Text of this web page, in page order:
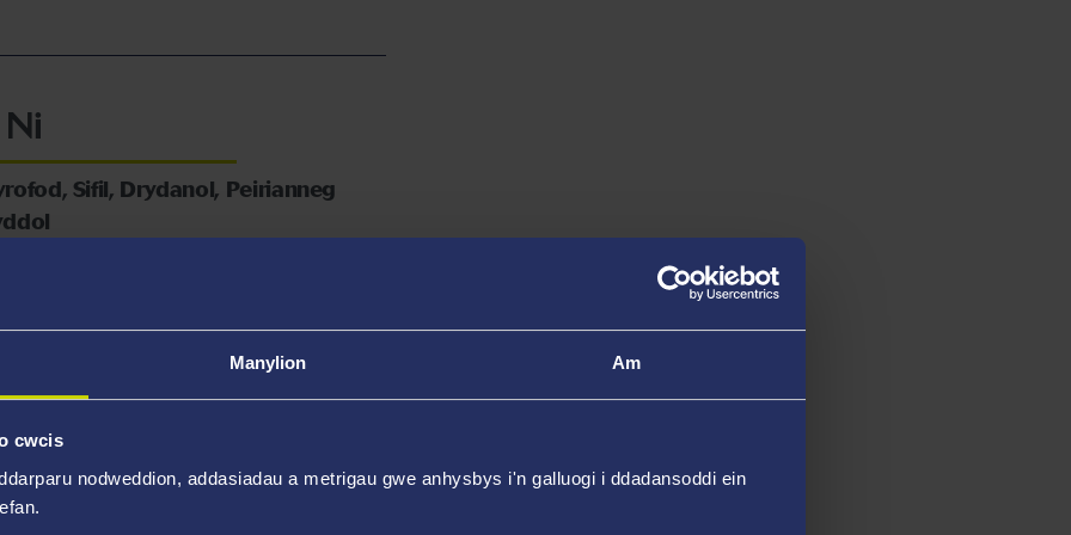
Manylion Am
cwcis
nodweddion, addasiadau a metrigau gwe anhysbys i'n galluogi i ddadansoddi ein
Sifil, Drydanol, Peirianneg